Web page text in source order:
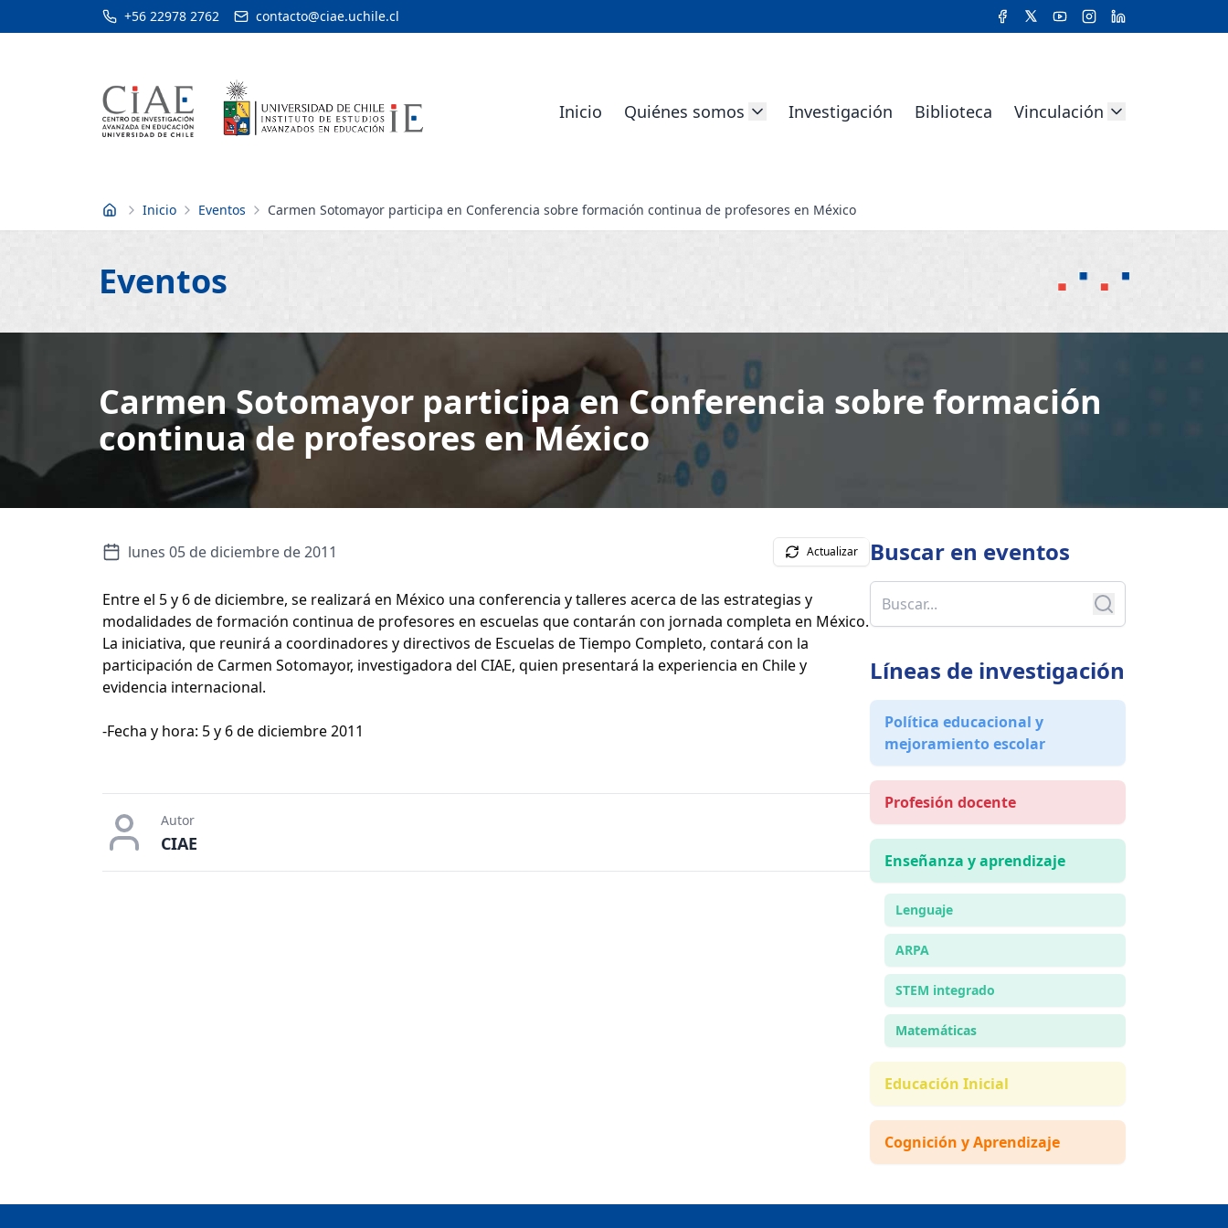
+56 22978 2762 contacto@ciae.uchile.cl
Inicio Quiénes somos Investigación Biblioteca Vinculación
Inicio Inicio Eventos Carmen Sotomayor participa en Conferencia sobre formación continua de profesores en México
Eventos
Carmen Sotomayor participa en Conferencia sobre formación
continua de profesores en México
lunes 05 de diciembre de 2011 Actualizar
Entre el 5 y 6 de diciembre, se realizará en México una conferencia y talleres acerca de las estrategias y
modalidades de formación continua de profesores en escuelas que contarán con jornada completa en México.
La iniciativa, que reunirá a coordinadores y directivos de Escuelas de Tiempo Completo, contará con la
participación de Carmen Sotomayor, investigadora del CIAE, quien presentará la experiencia en Chile y
evidencia internacional.
-Fecha y hora: 5 y 6 de diciembre 2011
Autor
CIAE
Buscar en eventos
Líneas de investigación
Política educacional y
mejoramiento escolar
Profesión docente
Enseñanza y aprendizaje
Lenguaje
ARPA
STEM integrado
Matemáticas
Educación Inicial
Cognición y Aprendizaje